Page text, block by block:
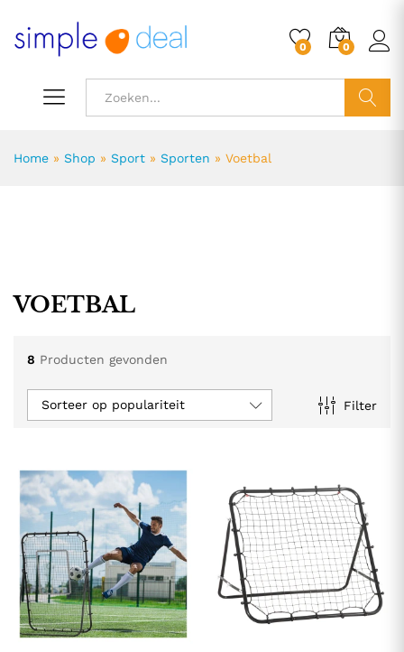
0 0
Home » Shop » Sport » Sporten » Voetbal
VOETBAL
8 Producten gevonden
Filter
Sorteer op populariteit